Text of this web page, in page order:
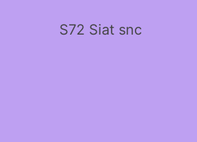
S72 Siat snc